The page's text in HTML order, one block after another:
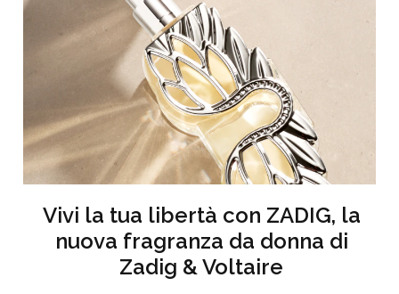
Vivi la tua libertà con ZADIG, la
nuova fragranza da donna di
Zadig & Voltaire